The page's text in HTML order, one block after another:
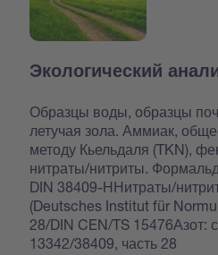
Экологический
Образцы воды, образцы
летучая зола. Аммиак,
методу Кьельдаля (TKN),
нитраты/нитриты.
DIN 38409-HНитраты/
(Deutsches Institut für
28/DIN CEN/TS 15476Азот:
13342/38409, часть 28